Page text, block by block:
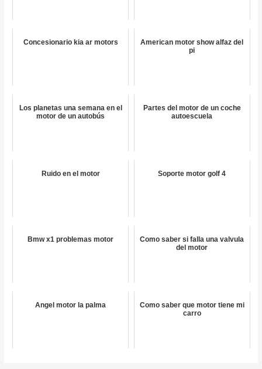
Concesionario kia ar motors
American motor show alfaz del
pi
Los planetas una semana en el
motor de un autobús
Partes del motor de un coche
autoescuela
Ruido en el motor Soporte motor golf 4
Bmw x1 problemas motor
Como saber si falla una valvula
del motor
Angel motor la palma
Como saber que motor tiene mi
carro